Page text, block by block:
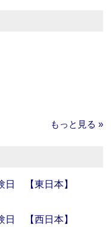
もっと見る »
【東日本】
【西日本】